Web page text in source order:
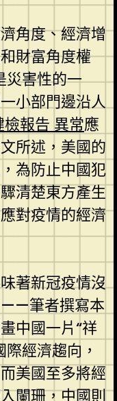
角度、經濟增
財富角度權
災害性的一
小部門邊沿人
檢報告 異常應
所述，美國的
為防止中國犯
清楚東方產生
對疫情的經濟
著新冠疫情沒
——筆者撰寫本
中國一片“祥
經濟趨向，
美國至多將經
闌珊，中國則